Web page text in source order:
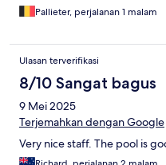
Pallieter, perjalanan 1 malam
Ulasan terverifikasi
8/10 Sangat bagus
9 Mei 2025
Terjemahkan dengan Google
Very nice staff. The pool is